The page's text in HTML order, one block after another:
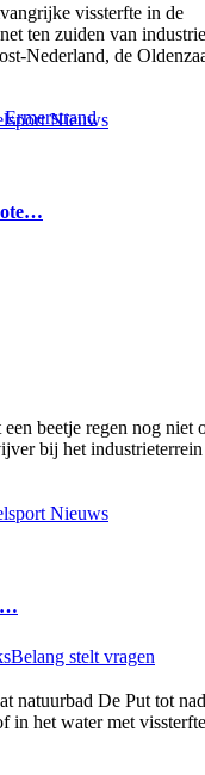
vissterfte in de
ten zuiden van
Nederland, de
Nieuws
beetje regen nog niet
bij het
Nieuws
natuurbad De Put tot
in het water met